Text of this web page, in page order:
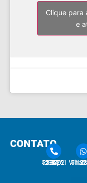
Clique para
e
CONTATO
51 3762-1233 | 51 3762-1030 51 3762-1233